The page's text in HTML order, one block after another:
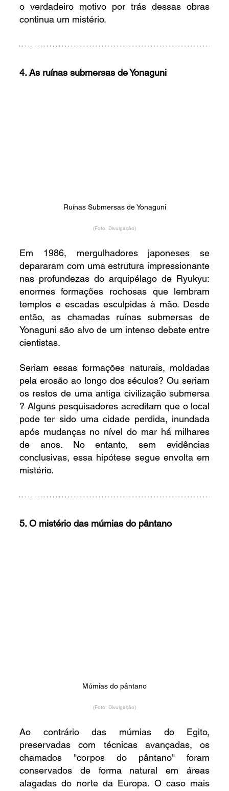
o verdadeiro motivo por trás dessas obras
continua um mistério.
4. As ruínas submersas de Yonaguni
Ruínas Submersas de Yonaguni
(Foto: Divulgação)
Em 1986, mergulhadores japoneses se
depararam com uma estrutura impressionante
nas profundezas do arquipélago de Ryukyu:
enormes formações rochosas que lembram
templos e escadas esculpidas à mão. Desde
então, as chamadas ruínas submersas de
Yonaguni são alvo de um intenso debate entre
cientistas.
Seriam essas formações naturais, moldadas
pela erosão ao longo dos séculos? Ou seriam
os restos de uma antiga civilização submersa
? Alguns pesquisadores acreditam que o local
pode ter sido uma cidade perdida, inundada
após mudanças no nível do mar há milhares
de anos. No entanto, sem evidências
conclusivas, essa hipótese segue envolta em
mistério.
5. O mistério das múmias do pântano
Múmias do pântano
(Foto: Divulgação)
Ao contrário das múmias do Egito,
preservadas com técnicas avançadas, os
chamados "corpos do pântano" foram
conservados de forma natural em áreas
alagadas do norte da Europa. O caso mais